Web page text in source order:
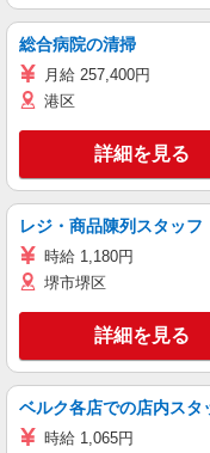
総合病院の清掃
月給 257,400円
港区
詳細を見る
レジ・商品陳列スタッフ
時給 1,180円
堺市堺区
詳細を見る
ベルク各店での店内スタ
時給 1,065円